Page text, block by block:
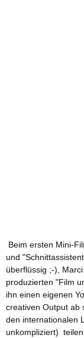
Beim ersten Mini-
und
überflüssig ;-),
produzierten "Film
ihn einen eigenen
creativen Output ab
den internationalen
unkompliziert) teilen